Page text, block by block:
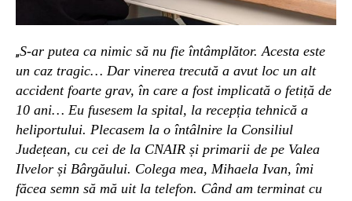
„S-ar putea ca nimic să nu fie întâmplător. Acesta este
un caz tragic… Dar vinerea trecută a avut loc un alt
accident foarte grav, în care a fost implicată o fetiță de
10 ani… Eu fusesem la spital, la recepția tehnică a
heliportului. Plecasem la o întâlnire la Consiliul
Județean, cu cei de la CNAIR și primarii de pe Valea
Ilvelor și Bârgăului. Colega mea, Mihaela Ivan, îmi
făcea semn să mă uit la telefon. Când am terminat cu